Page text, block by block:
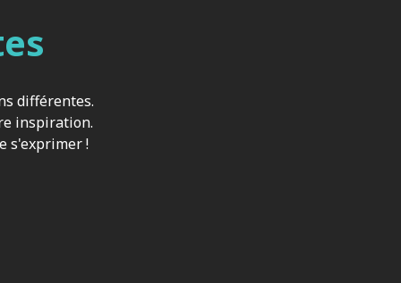
différentes.
inspiration.
s'exprimer !